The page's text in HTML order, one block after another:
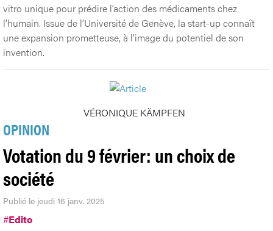
vitro unique pour prédire l’action des médicaments chez
l’humain. Issue de l’Université de Genève, la start-up connaît
une expansion prometteuse, à l’image du potentiel de son
invention.
VÉRONIQUE KÄMPFEN
OPINION
Votation du 9 février: un choix de
société
Publié le jeudi 16 janv. 2025
#Edito